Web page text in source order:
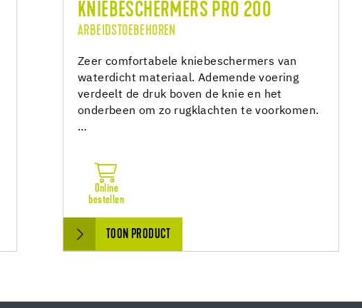
KNIEBESCHERMERS PRO 200
ARBEIDSTOEBEHOREN
Zeer comfortabele kniebeschermers van
waterdicht materiaal. Ademende voering
verdeelt de druk boven de knie en het
onderbeen om zo rugklachten te voorkomen.
…
Online
bestellen
TOON PRODUCT